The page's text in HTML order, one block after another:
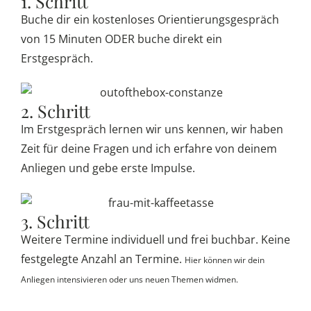
Buche dir ein kostenloses Orientierungsgespräch
von 15 Minuten ODER buche direkt ein
Erstgespräch.
2. Schritt
Im Erstgespräch lernen wir uns kennen, wir haben
Zeit für deine Fragen und ich erfahre von deinem
Anliegen und gebe erste Impulse.
3. Schritt
Weitere Termine individuell und frei buchbar. Keine
festgelegte Anzahl an Termine. Hier können wir dein
Anliegen intensivieren oder uns neuen Themen widmen.